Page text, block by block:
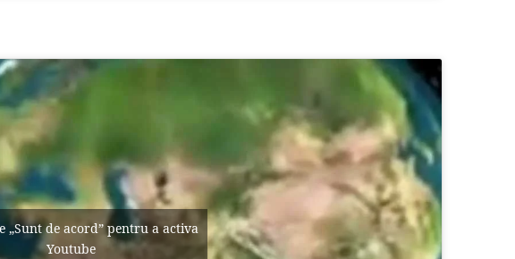
„Sunt de acord” pentru a activa
Youtube